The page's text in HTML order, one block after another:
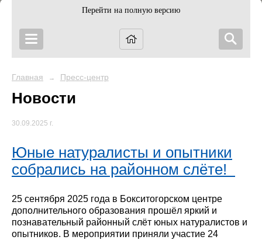
Перейти на полную версию
Главная → Пресс-центр
Новости
30.09.2025 г.
Юные натуралисты и опытники
собрались на районном слёте!
25 сентября 2025 года в Бокситогорском центре
дополнительного образования прошёл яркий и
познавательный районный слёт юных натуралистов и
опытников. В мероприятии приняли участие 24